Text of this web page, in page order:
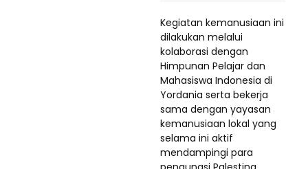
Kegiatan kemanusiaan ini
dilakukan melalui
kolaborasi dengan
Himpunan Pelajar dan
Mahasiswa Indonesia di
Yordania serta bekerja
sama dengan yayasan
kemanusiaan lokal yang
selama ini aktif
mendampingi para